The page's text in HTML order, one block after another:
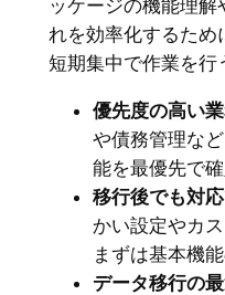
ッケージの機能理解
れを効率化するため
短期集中で作業を行
優先度の高い
や債務管理な
能を最優先で確
移行後でも対
かい設定やカ
まずは基本機
データ移行の